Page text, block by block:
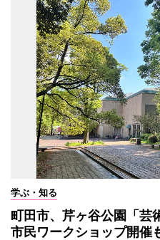
学ぶ・知る
町田市、芹ヶ谷公園「
市民ワークショップ開催